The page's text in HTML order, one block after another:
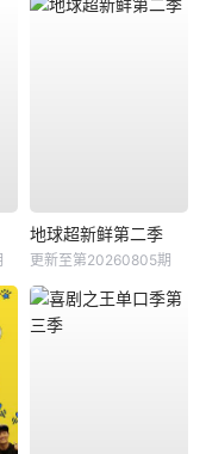
地球超新鲜第二季
更新至第20260805期